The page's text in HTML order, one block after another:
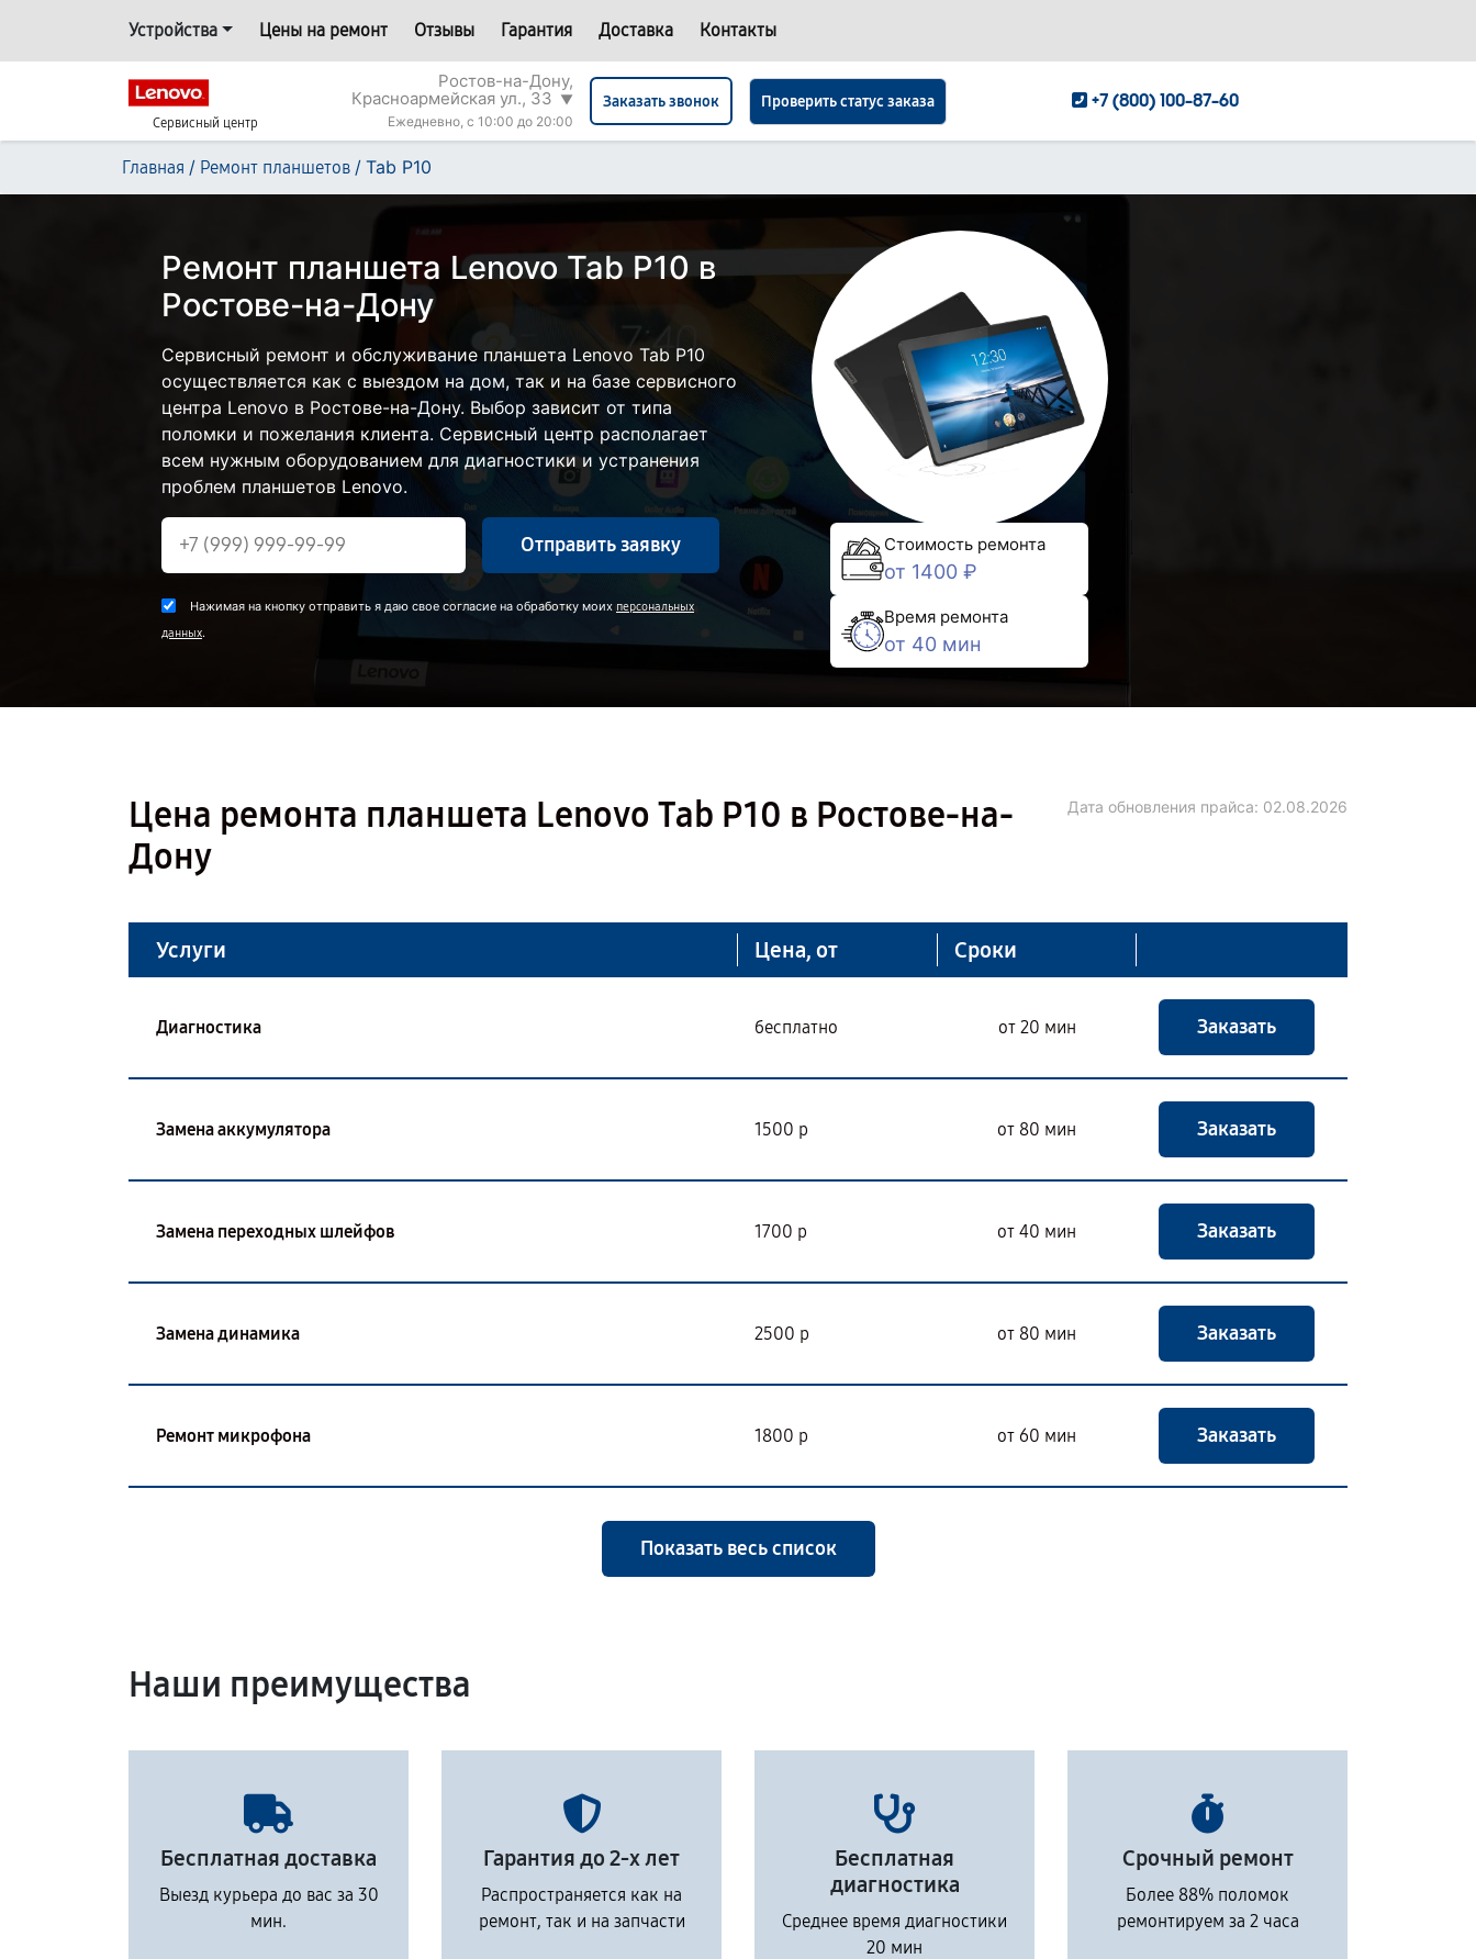
Устройства Цены на ремонт Отзывы Гарантия Доставка Контакты
Сервисный центр
Ростов-на-Дону,
Красноармейская ул., 33 ▼
Ежедневно, с 10:00 до 20:00
Заказать звонок Проверить статус заказа +7 (800) 100-87-60
Главная / Ремонт планшетов / Tab P10
Ремонт планшета Lenovo Tab P10 в
Ростове-на-Дону
Сервисный ремонт и обслуживание планшета Lenovo Tab P10
осуществляется как с выездом на дом, так и на базе сервисного
центра Lenovo в Ростове-на-Дону. Выбор зависит от типа
поломки и пожелания клиента. Сервисный центр располагает
всем нужным оборудованием для диагностики и устранения
проблем планшетов Lenovo.
Отправить заявку
Нажимая на кнопку отправить я даю свое согласие на обработку моих персональных
данных.
Стоимость ремонта
от 1400 ₽
Время ремонта
от 40 мин
Цена ремонта планшета Lenovo Tab P10 в Ростове-на-
Дону
Дата обновления прайса: 02.08.2026
Услуги Цена, от Сроки
Диагностика бесплатно от 20 мин Заказать
Замена аккумулятора 1500 р от 80 мин Заказать
Замена переходных шлейфов 1700 р от 40 мин Заказать
Замена динамика 2500 р от 80 мин Заказать
Ремонт микрофона 1800 р от 60 мин Заказать
Показать весь список
Наши преимущества
Бесплатная доставка
Выезд курьера до вас за 30
мин.
Гарантия до 2-х лет
Распространяется как на
ремонт, так и на запчасти
Бесплатная
диагностика
Среднее время диагностики
20 мин
Срочный ремонт
Более 88% поломок
ремонтируем за 2 часа